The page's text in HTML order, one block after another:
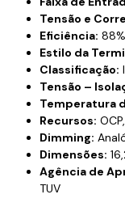
Tensão e
Eficiência: 88%
Estilo da
Classificação:
Tensão –
Temperatura
Recursos:
Dimming:
Dimensões:
Agência de
TUV